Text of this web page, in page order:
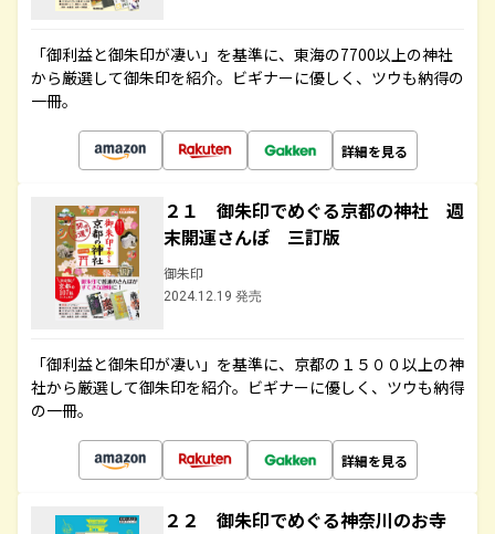
「御利益と御朱印が凄い」を基準に、東海の7700以上の神社
から厳選して御朱印を紹介。ビギナーに優しく、ツウも納得の
一冊。
詳細を見る
２１ 御朱印でめぐる京都の神社 週
末開運さんぽ 三訂版
御朱印
2024.12.19 発売
「御利益と御朱印が凄い」を基準に、京都の１５００以上の神
社から厳選して御朱印を紹介。ビギナーに優しく、ツウも納得
の一冊。
詳細を見る
２２ 御朱印でめぐる神奈川のお寺